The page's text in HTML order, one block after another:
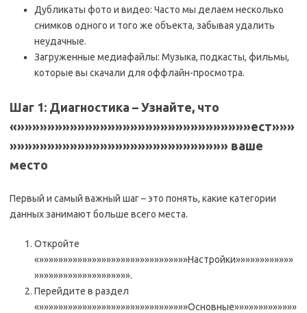
Дубликаты фото и видео: Часто мы делаем несколько
снимков одного и того же объекта, забывая удалить
неудачные.
Загруженные медиафайлы: Музыка, подкасты, фильмы,
которые вы скачали для оффлайн-просмотра.
Шаг 1: Диагностика – Узнайте, что
«»»»»»»»»»»»»»»»»»»»»»»»»»»»»»»»ест»»»
»»»»»»»»»»»»»»»»»»»»»»»»»»»»» ваше
место
Первый и самый важный шаг – это понять, какие категории
данных занимают больше всего места.
Откройте
«»»»»»»»»»»»»»»»»»»»»»»»»»»»»»»»Настройки»»»»»»»»»»»»
»»»»»»»»»»»»»»»»»»»».
Перейдите в раздел
«»»»»»»»»»»»»»»»»»»»»»»»»»»»»»»»Основные»»»»»»»»»»»»»